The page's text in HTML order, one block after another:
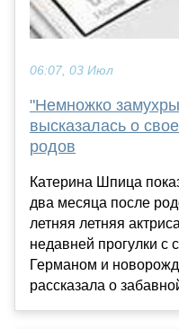
06:07, 03 Июл
"Немножко
высказалась о
родов
Катерина Шпица
два месяца после
летняя летняя
недавней прогулки
Германом и
рассказала о